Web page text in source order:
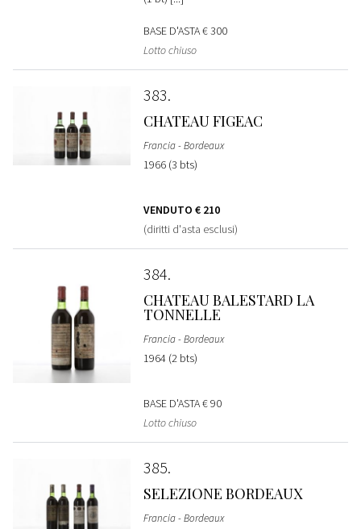
BASE D'ASTA€ 300
Lotto chiuso
383
CHATEAU FIGEAC
Francia - Bordeaux
1966 (3 bts)
VENDUTO € 210
(diritti d'asta esclusi)
384
CHATEAU BALESTARD LA
TONNELLE
Francia - Bordeaux
1964 (2 bts)
BASE D'ASTA€ 90
Lotto chiuso
385
SELEZIONE BORDEAUX
Francia - Bordeaux